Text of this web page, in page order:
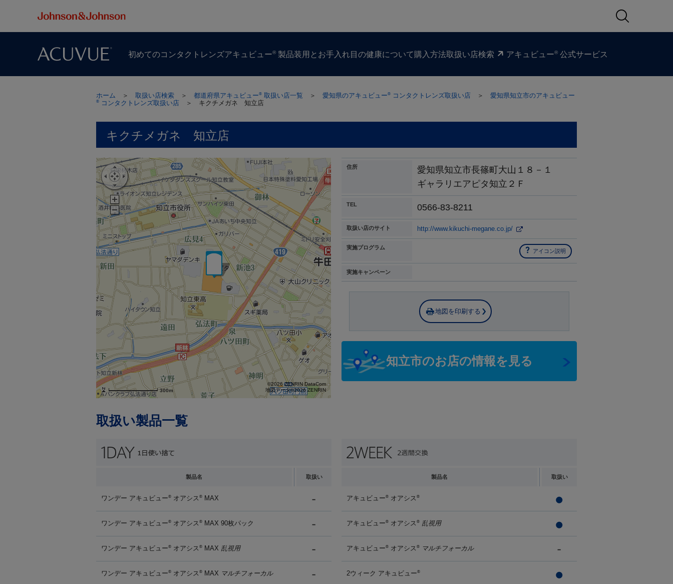
初めての​コンタクトレンズアキュビュー® 製品装用とお手入れ目の​健康に​ついて購入方​法取扱い​店検索 アキュビュー® 公式サービス
ホーム ＞ 取扱い店検索 ＞ 都道府県アキュビュー® 取扱い店一覧 ＞ 愛知県のアキュビュー® コンタクトレンズ取扱い店 ＞ 愛知県知立市のアキュビュー
® コンタクトレンズ取扱い店 ＞ キクチメガネ 知立店
キクチメガネ 知立店
300m
©2026 ZENRIN DataCom
地図データ©2026 ZENRIN
住所
愛知県知立市長篠町大山１８－１
ギャラリエアピタ知立２Ｆ
TEL 0566-83-8211
取扱い店のサイト http://www.kikuchi-megane.co.jp/
実施プログラム
アイコン説明
実施キャンペーン
地図を印刷する
知立市のお店の情報を見る
取扱い製品一覧
製品名 取扱い
ワンデー アキュビュー® オアシス ® MAX
ワンデー アキュビュー® オアシス ® MAX 90枚パック
ワンデー アキュビュー® オアシス ® MAX 乱視用
ワンデー アキュビュー® オアシス ® MAX マルチフォーカル
製品名 取扱い
アキュビュー® オアシス ®
アキュビュー® オアシス ® 乱視用
アキュビュー® オアシス ® マルチフォーカル
2ウィーク アキュビュー®